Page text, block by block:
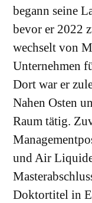
begann seine
bevor er 2022
wechselt von
Unternehmen
Dort war er
Nahen Osten
Raum tätig.
und Air
Doktortitel in